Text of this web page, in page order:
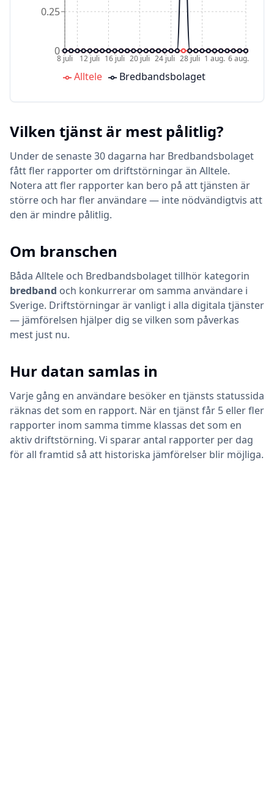
8 juli 12 juli 16 juli 20 juli 24 juli 28 juli 1 aug. 6 aug.
0
0.25
Alltele Bredbandsbolaget
Vilken tjänst är mest pålitlig?
Under de senaste 30 dagarna har Bredbandsbolaget
fått fler rapporter om driftstörningar än Alltele.
Notera att fler rapporter kan bero på att tjänsten är
större och har fler användare — inte nödvändigtvis att
den är mindre pålitlig.
Om branschen
Båda Alltele och Bredbandsbolagettillhör kategorin
bredband och konkurrerar om samma användare i
Sverige. Driftstörningar är vanligt i alla digitala tjänster
— jämförelsen hjälper dig se vilken som påverkas
mest just nu.
Hur datan samlas in
Varje gång en användare besöker en tjänsts statussida
räknas det som en rapport. När en tjänst får 5 eller fler
rapporter inom samma timme klassas det som en
aktiv driftstörning. Vi sparar antal rapporter per dag
för all framtid så att historiska jämförelser blir möjliga.